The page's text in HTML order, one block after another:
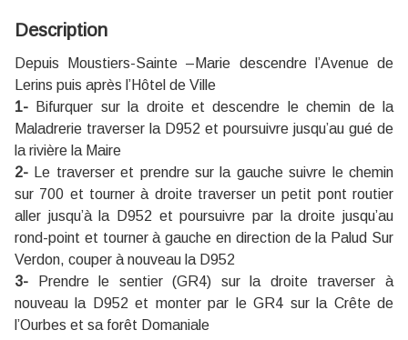
Description
Depuis Moustiers-Sainte –Marie descendre l’Avenue de
Lerins puis après l’Hôtel de Ville
1- Bifurquer sur la droite et descendre le chemin de la
Maladrerie traverser la D952 et poursuivre jusqu’au gué de
la rivière la Maire
2- Le traverser et prendre sur la gauche suivre le chemin
sur 700 et tourner à droite traverser un petit pont routier
aller jusqu’à la D952 et poursuivre par la droite jusqu’au
rond-point et tourner à gauche en direction de la Palud Sur
Verdon, couper à nouveau la D952
3- Prendre le sentier (GR4) sur la droite traverser à
nouveau la D952 et monter par le GR4 sur la Crête de
l’Ourbes et sa forêt Domaniale